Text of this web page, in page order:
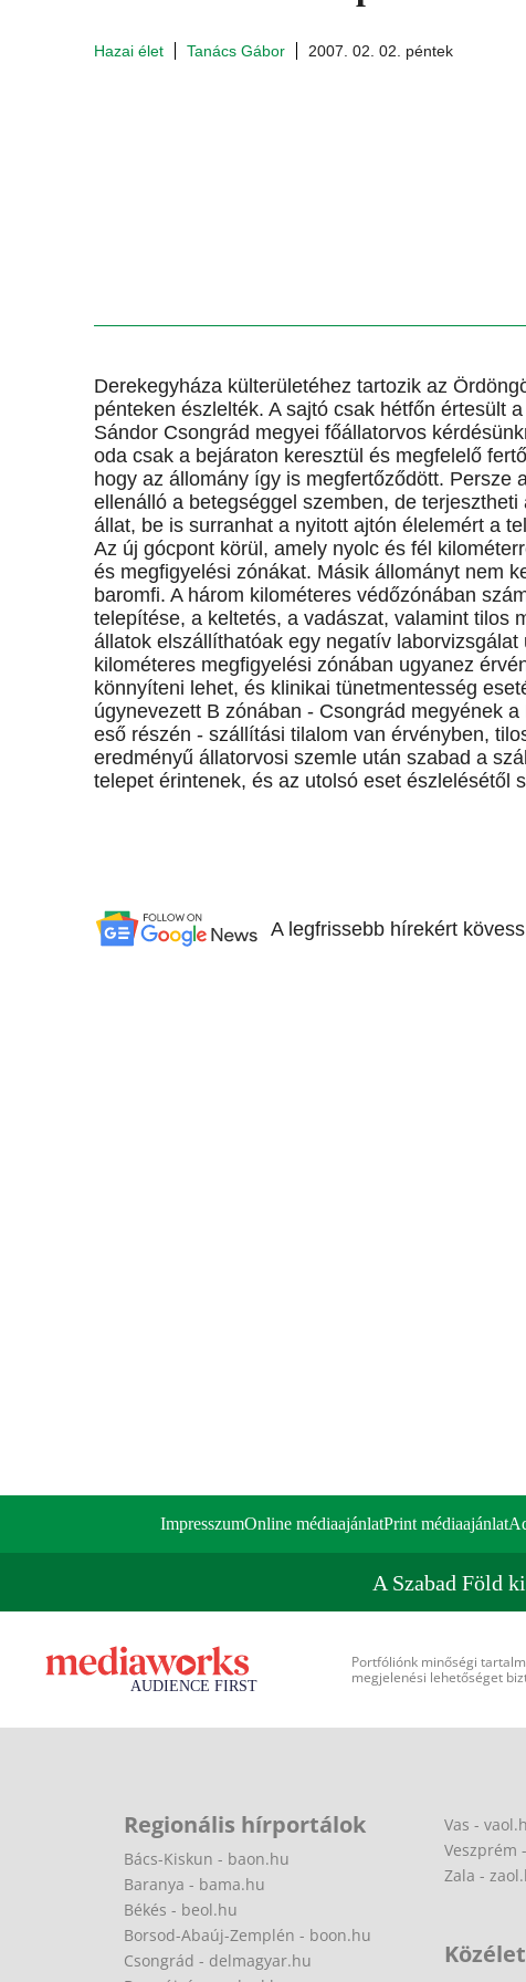
Hazai élet Tanács Gábor 2007. 02. 02. péntek
Derekegyháza külterületéhez tartozik az
pénteken észlelték. A sajtó csak hétfőn értesült
Sándor Csongrád megyei főállatorvos
oda csak a bejáraton keresztül és megfelelő
hogy az állomány így is megfertőződött. Persze
ellenálló a betegséggel szemben, de
állat, be is surranhat a nyitott ajtón élelemért a
Az új gócpont körül, amely nyolc és fél
és megfigyelési zónákat. Másik állományt nem
baromfi. A három kilométeres védőzónában
telepítése, a keltetés, a vadászat, valamint tilos
állatok elszállíthatóak egy negatív
kilométeres megfigyelési zónában ugyanez
könnyíteni lehet, és klinikai tünetmentesség
úgynevezett B zónában - Csongrád megyének
eső részén - szállítási tilalom van érvényben,
eredményű állatorvosi szemle után szabad a
telepet érintenek, és az utolsó eset észlelésétől
A legfrissebb hírekért
ImpresszumOnline médiaajánlatPrint médiaajánlat
A Szabad Föld
Portfóliónk minőségi
megjelenési lehetőséget
Regionális hírportálok
Bács-Kiskun - baon.hu
Baranya - bama.hu
Békés - beol.hu
Borsod-Abaúj-Zemplén - boon.hu
Csongrád - delmagyar.hu
Vas -
Veszprém
Zala -
Közélet